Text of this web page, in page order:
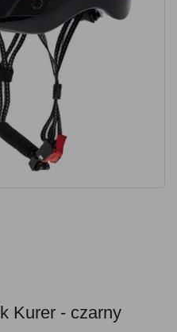
Kurer - czarny